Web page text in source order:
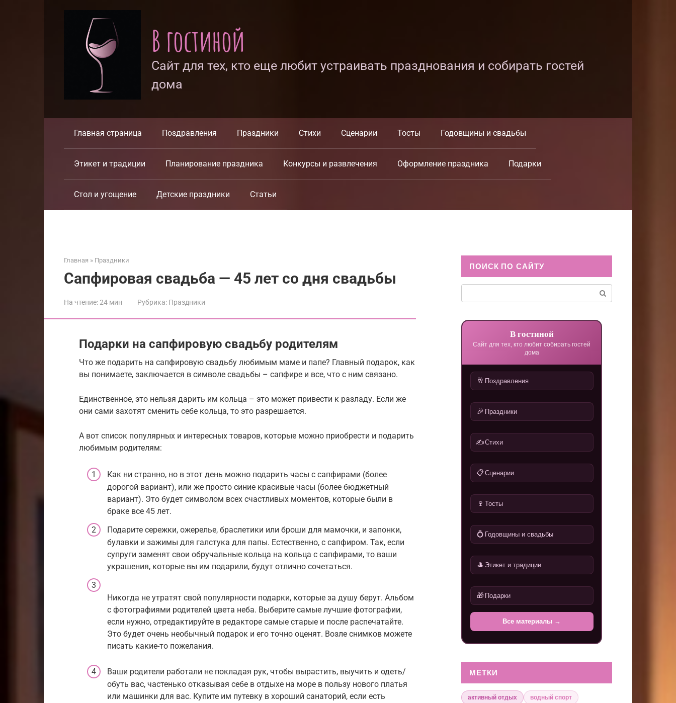
В гостиной
Сайт для тех, кто еще любит устраивать празднования и собирать гостей
дома
Главная страница Поздравления Праздники Стихи Сценарии Тосты Годовщины и свадьбы
Этикет и традиции Планирование праздника Конкурсы и развлечения Оформление праздника Подарки
Стол и угощение Детские праздники Статьи
Главная » Праздники
Сапфировая свадьба — 45 лет со дня свадьбы
На чтение:24 мин Рубрика: Праздники
Подарки на сапфировую свадьбу родителям
Что же подарить на сапфировую свадьбу любимым маме и папе? Главный подарок, как
вы понимаете, заключается в символе свадьбы – сапфире и все, что с ним связано.
Единственное, это нельзя дарить им кольца – это может привести к разладу. Если же
они сами захотят сменить себе кольца, то это разрешается.
А вот список популярных и интересных товаров, которые можно приобрести и подарить
любимым родителям:
Как ни странно, но в этот день можно подарить часы с сапфирами (более
дорогой вариант), или же просто синие красивые часы (более бюджетный
вариант). Это будет символом всех счастливых моментов, которые были в
браке все 45 лет.
Подарите сережки, ожерелье, браслетики или броши для мамочки, и запонки,
булавки и зажимы для галстука для папы. Естественно, с сапфиром. Так, если
супруги заменят свои обручальные кольца на кольца с сапфирами, то ваши
украшения, которые вы им подарили, будут отлично сочетаться.
Никогда не утратят свой популярности подарки, которые за душу берут. Альбом
с фотографиями родителей цвета неба. Выберите самые лучшие фотографии,
если нужно, отредактируйте в редакторе самые старые и после распечатайте.
Это будет очень необычный подарок и его точно оценят. Возле снимков можете
писать какие-то пожелания.
Ваши родители работали не покладая рук, чтобы вырастить, выучить и одеть/
обуть вас, частенько отказывая себе в отдыхе на море в пользу нового платья
или машинки для вас. Купите им путевку в хороший санаторий, если есть
ПОИСК ПО САЙТУ
В гостиной
Сайт для тех, кто любит собирать гостей
дома
🥂 Поздравления
🎉 Праздники
✍️Стихи
📋 Сценарии
🍷 Тосты
💍 Годовщины и свадьбы
🎩 Этикет и традиции
🎁 Подарки
Все материалы →
МЕТКИ
активный отдых
водный спорт